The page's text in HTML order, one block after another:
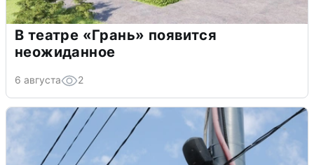
В театре «Грань» появится
неожиданное
6 августа 2